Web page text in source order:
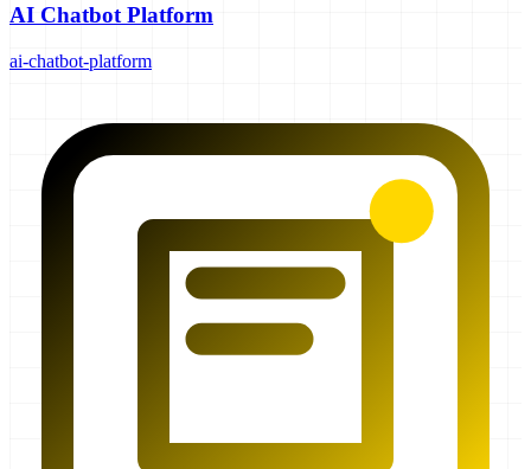
AI Chatbot Platform
ai-chatbot-platform